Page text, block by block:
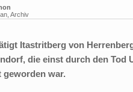
Archiv
Itastritberg von
die einst durch den Tod
geworden war.